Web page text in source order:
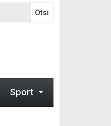
Otsi
Sport